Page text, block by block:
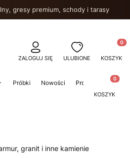
gresy premium, schody i tarasy
ZALOGUJ SIĘ ULUBIONE KOSZYK
Próbki Nowości PromocjeProdukty
KOSZYK
granit i inne kamienie